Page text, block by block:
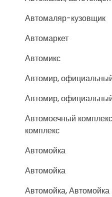
Автомаляр-кузовщик
Автомаркет
Автомикс
Автомир,
Автомир,
Автомоечный
комплекс
Автомойка
Автомойка
Автомойка, Автомойка